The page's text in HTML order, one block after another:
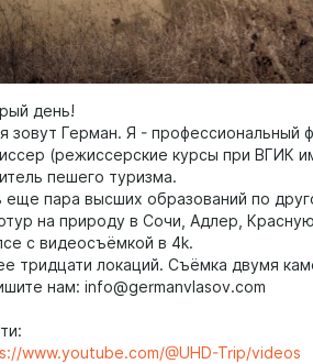
день!
зовут Герман. Я - профессиональный
(режиссерские курсы при ВГИК
пешего туризма.
еще пара высших образований по
на природу в Сочи, Адлер,
с видеосъёмкой в 4k.
тридцати локаций. Съёмка двумя
нам: info@germanvlasov.com
www.youtube.com/@UHD-Trip/videos